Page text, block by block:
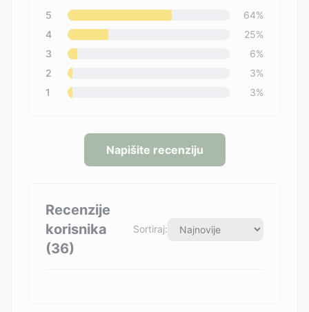
5 64%
4
25%
3
6%
2
3%
1
3%
Napišite recenziju
Recenzije
korisnika
(36)
Sortiraj: